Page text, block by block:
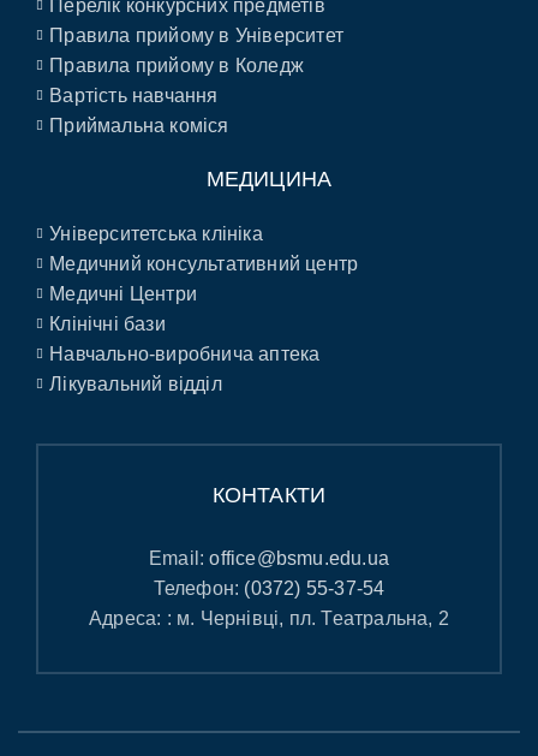
Перелік конкурсних предметів
Правила прийому в Університет
Правила прийому в Коледж
Вартість навчання
Приймальна коміся
МЕДИЦИНА
Університетська клініка
Медичний консультативний центр
Медичні Центри
Клінічні бази
Навчально-виробнича аптека
Лікувальний відділ
КОНТАКТИ
Email:office@bsmu.edu.ua
Телефон: (0372) 55-37-54
Адреса: : м. Чернівці, пл. Театральна, 2